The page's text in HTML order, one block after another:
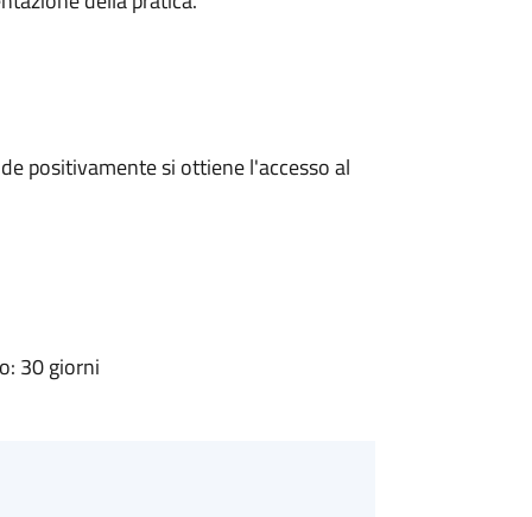
positivamente si ottiene l'accesso al
30 giorni